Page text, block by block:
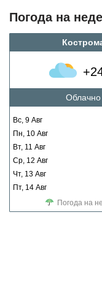
Погода на
Облачно
Вс, 9 Авг
Пн, 10 Авг
Вт, 11 Авг
Ср, 12 Авг
Чт, 13 Авг
Пт, 14 Авг
Погода на